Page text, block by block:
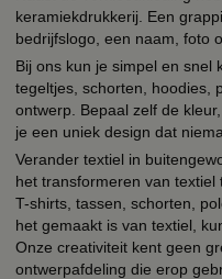
keramiekdrukkerij. Een
bedrijfslogo, een naam, foto
Bij ons kun je simpel en snel
tegeltjes, schorten, hoodies,
ontwerp. Bepaal zelf de
je een uniek design dat
Verander textiel in
het transformeren van
T-shirts, tassen, schorten,
het gemaakt is van textiel,
Onze creativiteit kent geen
ontwerpafdeling die erop